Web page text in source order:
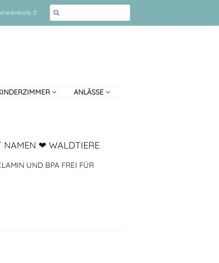
0
ANLÄSSE
NAMEN ❤ WALDTIERE
UND BPA FREI FÜR